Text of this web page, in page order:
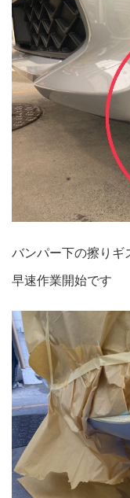
バンパー下の擦りギ
早速作業開始です